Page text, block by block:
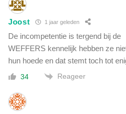
Joost 1 jaar geleden
De incompetentie is tergend bij de
WEFFERS kennelijk hebben ze
hun hoede en dat stemt toch tot
34 Reageer